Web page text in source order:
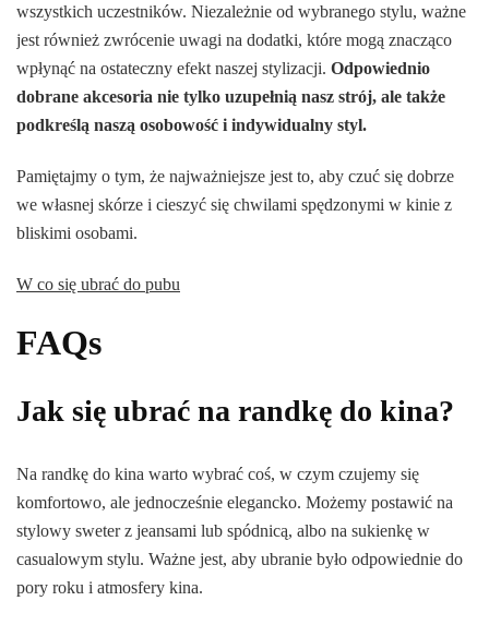
wszystkich uczestników. Niezależnie od wybranego stylu, ważne
jest również zwrócenie uwagi na dodatki, które mogą znacząco
wpłynąć na ostateczny efekt naszej stylizacji. Odpowiednio
dobrane akcesoria nie tylko uzupełnią nasz strój, ale także
podkreślą naszą osobowość i indywidualny styl.
Pamiętajmy o tym, że najważniejsze jest to, aby czuć się dobrze
we własnej skórze i cieszyć się chwilami spędzonymi w kinie z
bliskimi osobami.
W co się ubrać do pubu
FAQs
Jak się ubrać na randkę do kina?
Na randkę do kina warto wybrać coś, w czym czujemy się
komfortowo, ale jednocześnie elegancko. Możemy postawić na
stylowy sweter z jeansami lub spódnicą, albo na sukienkę w
casualowym stylu. Ważne jest, aby ubranie było odpowiednie do
pory roku i atmosfery kina.